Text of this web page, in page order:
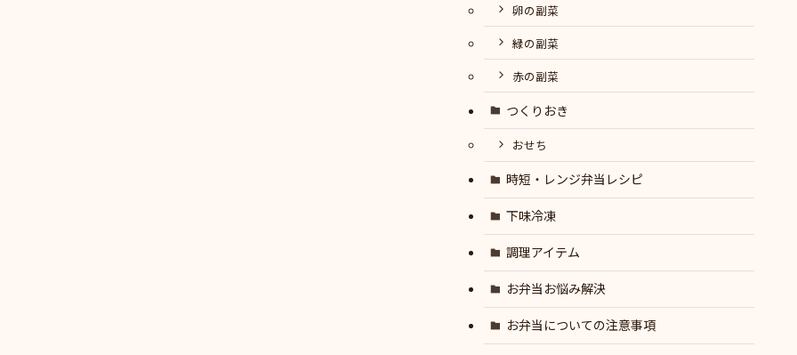
卵の副菜
緑の副菜
赤の副菜
つくりおき
おせち
時短・レンジ弁当レシピ
下味冷凍
調理アイテム
お弁当お悩み解決
お弁当についての注意事項